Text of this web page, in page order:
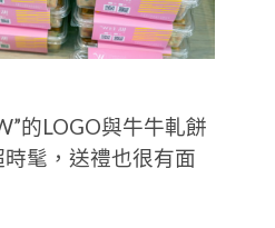
的LOGO與牛牛軋餅
髦，送禮也很有面